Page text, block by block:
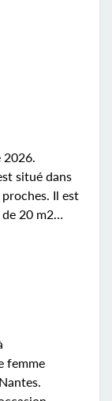
1
une
2026.
situé dans
Il est
20 m2
un hall
une salle de
je suis
femme